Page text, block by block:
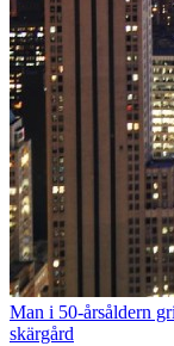
Man i 50-årsåldern
skärgård